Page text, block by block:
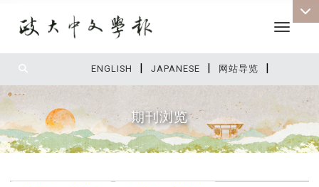
ENGLISH | JAPANESE | 网站导览 |
Toggle
期刊浏览